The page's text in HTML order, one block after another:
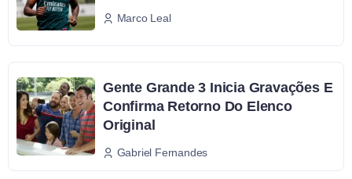
Marco Leal
Gente Grande 3 Inicia Gravações E
Confirma Retorno Do Elenco
Original
Gabriel Fernandes